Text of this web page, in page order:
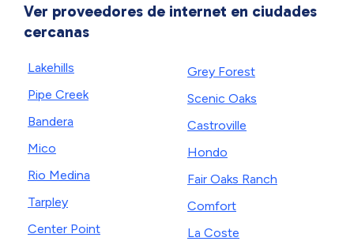
Ver proveedores de internet en ciudades
cercanas
Lakehills
Pipe Creek
Bandera
Mico
Rio Medina
Tarpley
Center Point
Grey Forest
Scenic Oaks
Castroville
Hondo
Fair Oaks Ranch
Comfort
La Coste